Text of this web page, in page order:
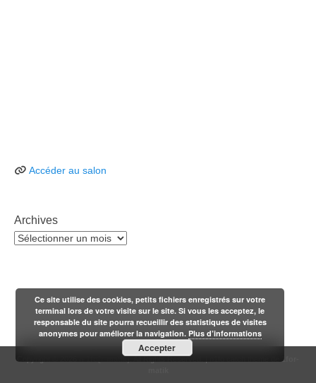
Accéder au salon
Archives
Archives
n'1fo[r-matik]. All Rights Reserved. | n1fo catch theme de
1for-
Ce site utilise des cookies, petits fichiers enregistrés sur votre
terminal lors de votre visite sur le site. Si vous les acceptez, le
responsable du site pourra recueillir des statistiques de visites
anonymes pour améliorer la navigation. Plus d’informations
Accepter